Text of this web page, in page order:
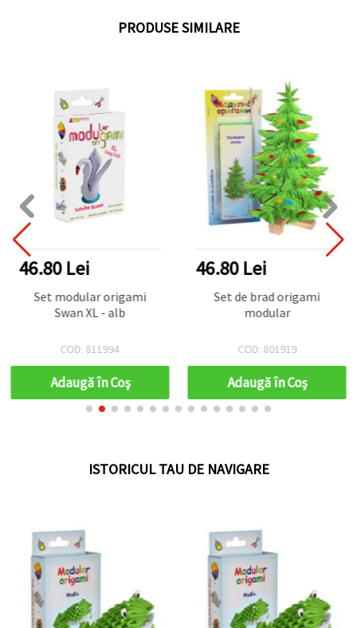
PRODUSE SIMILARE
46.80 Lei
Set modular origami
Swan XL - alb
COD: 811994
Adaugă în Coş
46.80 Lei
Set de brad origami
modular
COD: 801919
Adaugă în Coş
ISTORICUL TAU DE NAVIGARE